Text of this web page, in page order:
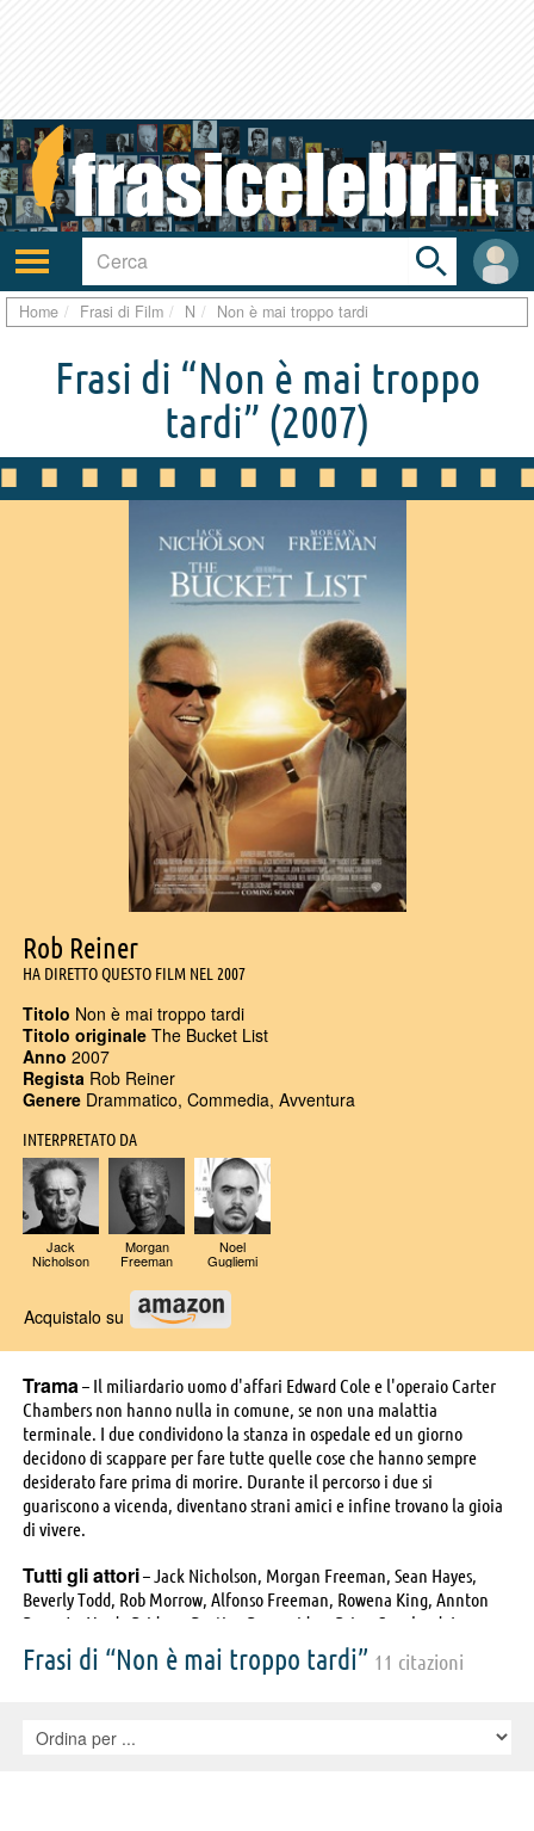
Attiva/disattiva
navigazione
User
area
Toggle
search
bar
Home Frasi di Film N Non è mai troppo tardi
Frasi di “Non è mai troppo
tardi” (2007)
Rob Reiner
HA DIRETTO QUESTO FILM NEL 2007
Titolo Non è mai troppo tardi
Titolo originale The Bucket List
Anno 2007
Regista Rob Reiner
Genere Drammatico, Commedia, Avventura
INTERPRETATO DA
Jack
Nicholson
Morgan
Freeman
Noel
Gugliemi
Acquistalo su
Trama – Il miliardario uomo d'affari Edward Cole e l'operaio Carter
Chambers non hanno nulla in comune, se non una malattia
terminale. I due condividono la stanza in ospedale ed un giorno
decidono di scappare per fare tutte quelle cose che hanno sempre
desiderato fare prima di morire. Durante il percorso i due si
guariscono a vicenda, diventano strani amici e infine trovano la gioia
di vivere.
Tutti gli attori– Jack Nicholson, Morgan Freeman, Sean Hayes,
Beverly Todd, Rob Morrow, Alfonso Freeman, Rowena King, Annton
Berry Jr., Verda Bridges, Destiny Brownridge, Brian Copeland, Ian
Anthony Dale, Jennifer Defrancisco, Angela Gardner, Noel Gugliemi,
Jonathan Hernandez, Hugh B. Holub, Andrea Johnson, Dawn Lewis,
Christopher Stapleton, Taylor Ann Thompson, Alex Trebek, Roy
Frasi di “Non è mai troppo tardi” 11 citazioni